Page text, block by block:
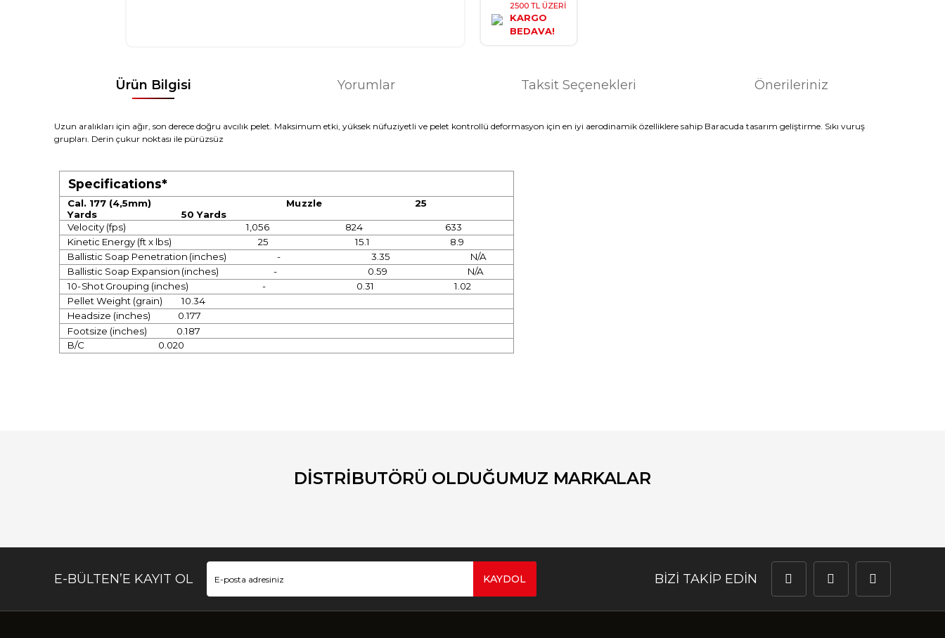
2500 TL ÜZERİ
KARGO
BEDAVA!
Ürün Bilgisi Yorumlar Taksit Seçenekleri Önerileriniz
Uzun aralıkları için ağır, son derece doğru avcılık pelet. Maksimum etki, yüksek nüfuziyetli ve pelet kontrollü deformasyon için en iyi aerodinamik özelliklere sahip Baracuda tasarım geliştirme. Sıkı vuruş
grupları. Derin çukur noktası ile pürüzsüz
Specifications*
Cal. 177 (4,5mm) Muzzle
25
Yards 50 Yards
Velocity (fps) 1,056 824
633
Kinetic Energy (ftx lbs) 25 15.1
8.9
Ballistic Soap Penetration (inches) - 3.35
N/A
Ballistic Soap Expansion (inches) - 0.59
N/A
10-Shot Grouping (inches) - 0.31
1.02
PelletWeight (grain)
10.34
Headsize (inches)
0.177
Footsize (inches)
0.187
B/C 0.020
Yorum Yaz
DİSTRİBUTÖRÜ OLDUĞUMUZ MARKALAR
E-BÜLTEN’E KAYIT OL KAYDOL BİZİ TAKİP EDİN